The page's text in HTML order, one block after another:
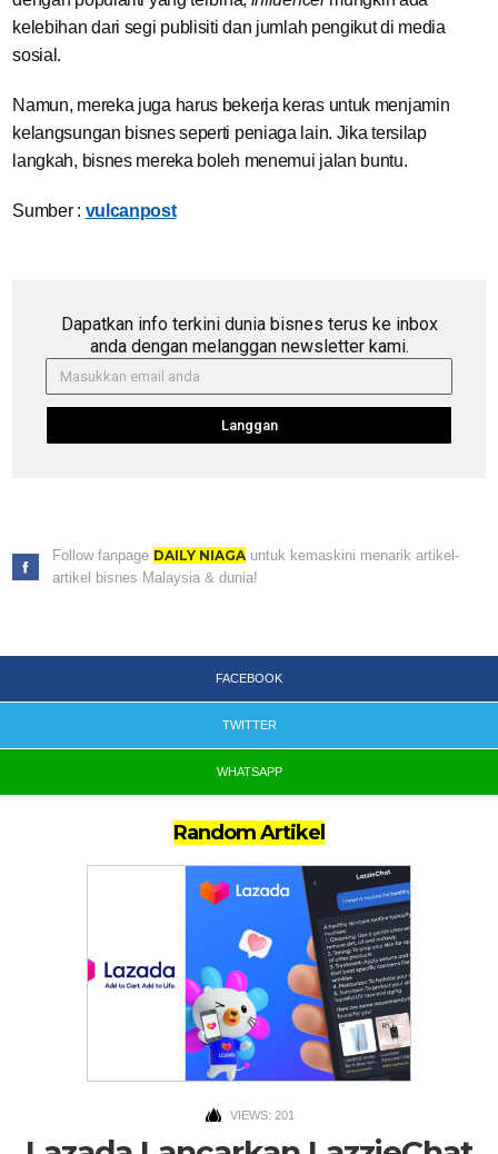
kelebihan dari segi publisiti dan jumlah pengikut di media
sosial.
Namun, mereka juga harus bekerja keras untuk menjamin
kelangsungan bisnes seperti peniaga lain. Jika tersilap
langkah, bisnes mereka boleh menemui jalan buntu.
Sumber : vulcanpost
Dapatkan info terkini dunia bisnes terus ke inbox
anda dengan melanggan newsletter kami.
Langgan
Follow fanpage DAILY NIAGAuntuk kemaskini menarik artikel-
artikel bisnes Malaysia & dunia!
FACEBOOK
TWITTER
WHATSAPP
Random Artikel
VIEWS: 201